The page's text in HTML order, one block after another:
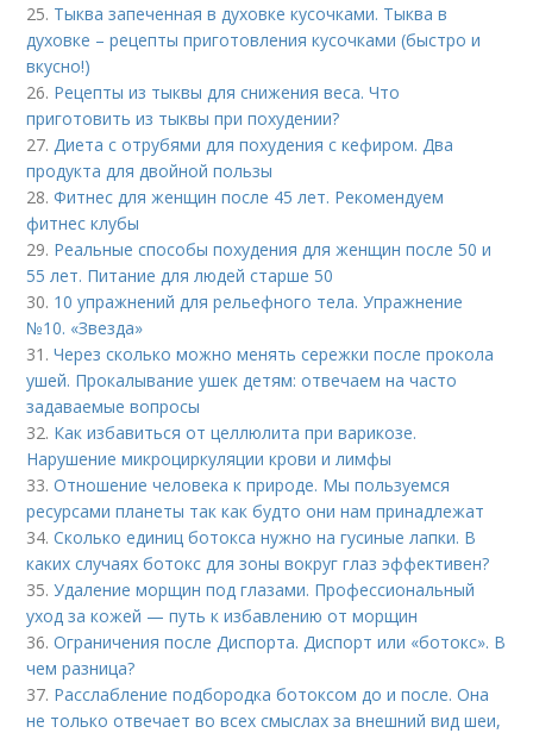
25. Тыква запеченная в духовке кусочками. Тыква в
духовке – рецепты приготовления кусочками (быстро и
вкусно!)
26. Рецепты из тыквы для снижения веса. Что
приготовить из тыквы при похудении?
27.Диета с отрубями для похудения с кефиром. Два
продукта для двойной пользы
28.Фитнес для женщин после 45 лет. Рекомендуем
фитнес клубы
29. Реальные способы похудения для женщин после 50 и
55 лет. Питание для людей старше 50
30. 10 упражнений для рельефного тела. Упражнение
№10. «Звезда»
31.Через сколько можно менять сережки после прокола
ушей. Прокалывание ушек детям: отвечаем на часто
задаваемые вопросы
32. Как избавиться от целлюлита при варикозе.
Нарушение микроциркуляции крови и лимфы
33.Отношение человека к природе. Мы пользуемся
ресурсами планеты так как будто они нам принадлежат
34.Сколько единиц ботокса нужно на гусиные лапки. В
каких случаях ботокс для зоны вокруг глаз эффективен?
35.Удаление морщин под глазами. Профессиональный
уход за кожей — путь к избавлению от морщин
36.Ограничения после Диспорта. Диспорт или «ботокс». В
чем разница?
37. Расслабление подбородка ботоксом до и после. Она
не только отвечает во всех смыслах за внешний вид шеи,